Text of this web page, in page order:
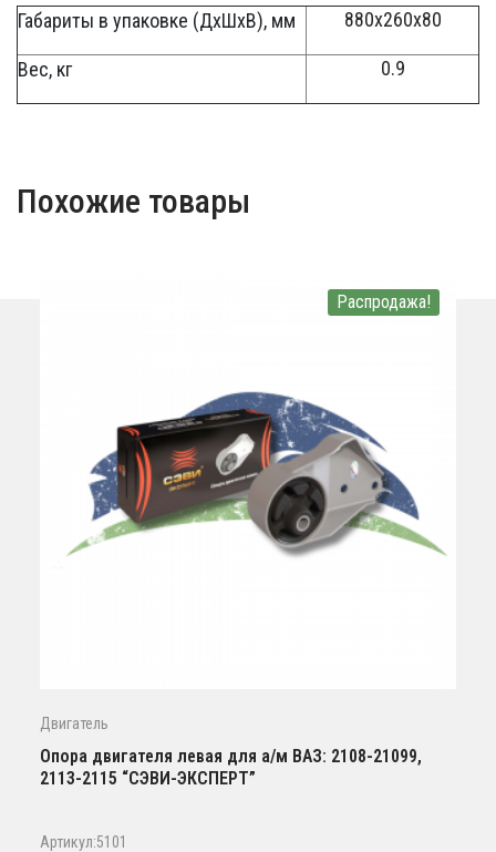
Габариты в упаковке (ДхШхВ), мм 880x260x80
Вес, кг 0.9
Похожие товары
Распродажа!
Двигатель
Опора двигателя левая для а/м ВАЗ: 2108-21099,
2113-2115 “СЭВИ-ЭКСПЕРТ”
Артикул:5101